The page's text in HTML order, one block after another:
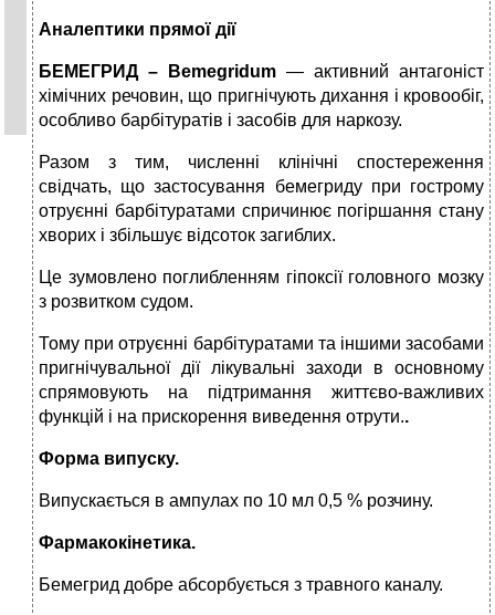
Аналептики прямої дії
БЕМЕГРИД– Bemegridum — активний антагоніст
хімічних речо­вин, що пригнічують дихання і кровообіг,
особливо барбітуратів і засобів для наркозу.
Разом з тим, численні клінічні спостереження
свідчать, що застосування бемегриду при гострому
отруєнні бар­бітуратами спричинює погіршання стану
хворих і збільшує відсо­ток загиблих.
Це зумовлено поглибленням гіпоксії головного моз­ку
з розвитком судом.
Тому при отруєнні барбітуратами та іншими засобами
пригнічувальної дії лікувальні заходи в основному
спрямовують на підтримання життєво-важливих
функцій і на прискорення виведення отрути..
Форма випуску.
Випускається в ампулах по 10 мл 0,5 % розчину.
Фармакокінетика.
Бемегрид доб­ре абсорбується з травного каналу.